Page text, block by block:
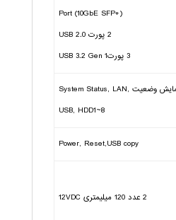
Port (10GbE SFP+)
2 پورت USB 2.0
3 پورتUSB 3.2 Gen 1
برای نمایش وضعیت System Status, LAN,
USB, HDD1~8
Power, Reset,USB copy
2 عدد 120 میلیمتری 12VDC